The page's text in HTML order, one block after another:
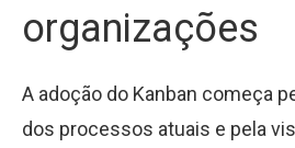
organizações
A adoção do Kanban começa
dos processos atuais e pela